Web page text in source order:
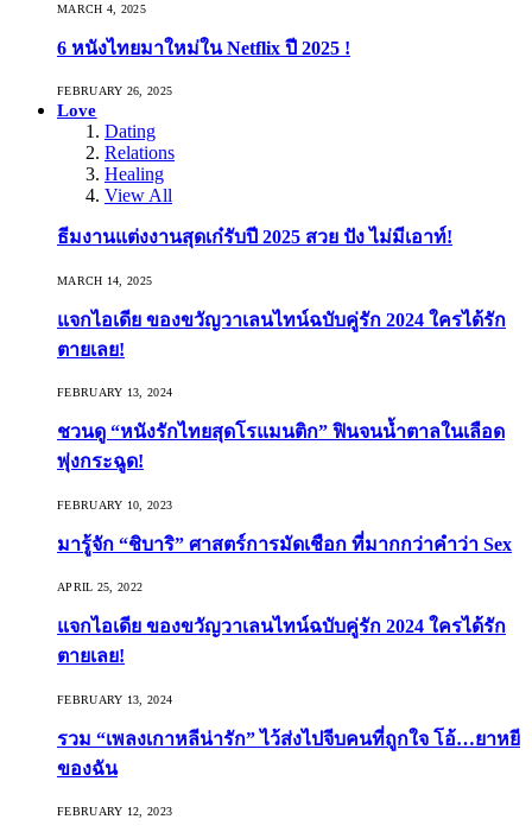
MARCH 4, 2025
6 หนังไทยมาใหม่ใน Netflix ปี 2025 !
FEBRUARY 26, 2025
Love
Dating
Relations
Healing
View All
ธีมงานแต่งงานสุดเก๋รับปี 2025 สวย ปัง ไม่มีเอาท์!
MARCH 14, 2025
แจกไอเดีย ของขวัญวาเลนไทน์ฉบับคู่รัก 2024 ใครได้รัก
ตายเลย!
FEBRUARY 13, 2024
ชวนดู “หนังรักไทยสุดโรแมนติก” ฟินจนน้ำตาลในเลือด
พุ่งกระฉูด!
FEBRUARY 10, 2023
มารู้จัก “ชิบาริ” ศาสตร์การมัดเชือก ที่มากกว่าคำว่า Sex
APRIL 25, 2022
แจกไอเดีย ของขวัญวาเลนไทน์ฉบับคู่รัก 2024 ใครได้รัก
ตายเลย!
FEBRUARY 13, 2024
รวม “เพลงเกาหลีน่ารัก” ไว้ส่งไปจีบคนที่ถูกใจ โอ้…ยาหยี
ของฉัน
FEBRUARY 12, 2023